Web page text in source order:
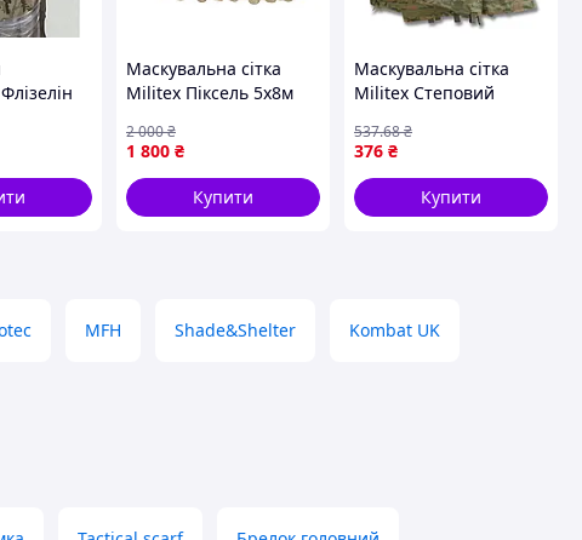
Маскувальна сітка
Militex Піксель 5х8м
1 800 ₴
2 000₴
Купити
Маскувальна сітка
Militex Степовий
(площа 7,5 кв.м.)
376 ₴
537.68₴
Купити
MFH Shade&Shelter Kombat UK